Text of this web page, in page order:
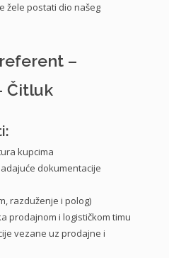
žele postati dio našeg
–
Čitluk
kupcima
dokumentacije
razduženje i polog)
prodajnom i logističkom timu
vezane uz prodajne i